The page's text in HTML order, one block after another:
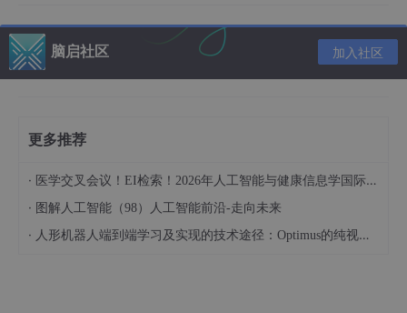
脑启社区 加入社区
更多推荐
· 医学交叉会议！EI检索！2026年人工智能与健康信息学国际学术会议（AIHI 2026）
· 图解人工智能（98）人工智能前沿-走向未来
· 人形机器人端到端学习及实现的技术途径：Optimus的纯视觉BEV+Transformer方案、RT-2模型跨模态迁移能力测试（上）